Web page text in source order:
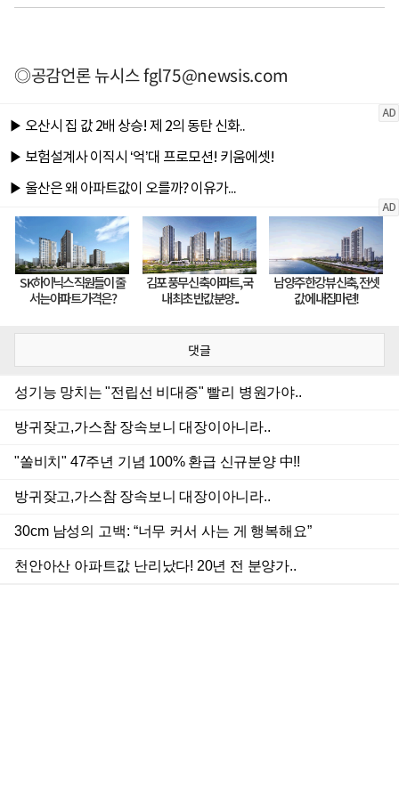
◎공감언론 뉴시스fgl75@newsis.com
댓글